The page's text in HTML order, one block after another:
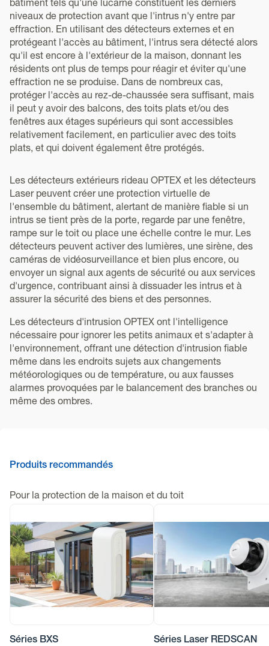
bâtiment tels qu'une lucarne constituent les derniers
niveaux de protection avant que l'intrus n'y entre par
effraction. En utilisant des détecteurs externes et en
protégeant l'accès au bâtiment, l'intrus sera détecté alors
qu'il est encore à l'extérieur de la maison, donnant les
résidents ont plus de temps pour réagir et éviter qu'une
effraction ne se produise. Dans de nombreux cas,
protéger l'accès au rez-de-chaussée sera suffisant, mais
il peut y avoir des balcons, des toits plats et/ou des
fenêtres aux étages supérieurs qui sont accessibles
relativement facilement, en particulier avec des toits
plats, et qui doivent également être protégés.
Les détecteurs extérieurs rideau OPTEX et les détecteurs
Laser peuvent créer une protection virtuelle de
l'ensemble du bâtiment, alertant de manière fiable si un
intrus se tient près de la porte, regarde par une fenêtre,
rampe sur le toit ou place une échelle contre le mur. Les
détecteurs peuvent activer des lumières, une sirène, des
caméras de vidéosurveillance et bien plus encore, ou
envoyer un signal aux agents de sécurité ou aux services
d'urgence, contribuant ainsi à dissuader les intrus et à
assurer la sécurité des biens et des personnes.
Les détecteurs d'intrusion OPTEX ont l'intelligence
nécessaire pour ignorer les petits animaux et s'adapter à
l'environnement, offrant une détection d'intrusion fiable
même dans les endroits sujets aux changements
météorologiques ou de température, ou aux fausses
alarmes provoquées par le balancement des branches ou
même des ombres.
Produits recommandés
Pour la protection de la maison et du toit
Séries BXS Séries Laser REDSCAN